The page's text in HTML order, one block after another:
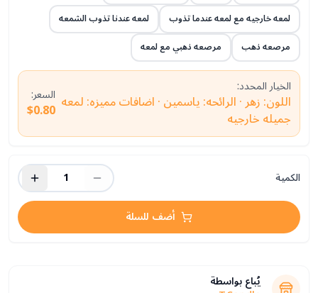
لمعه خارجيه مع لمعه عندما تذوب
لمعه عندنا تذوب الشمعه
مرصعه ذهب
مرصعه ذهبي مع لمعه
الخيار المحدد:
اللون: زهر · الرائحه: ياسمين · اضافات مميزه: لمعه
جميله خارجيه
السعر:
$0.80
الكمية
1
أضف للسلة
يُباع بواسطة